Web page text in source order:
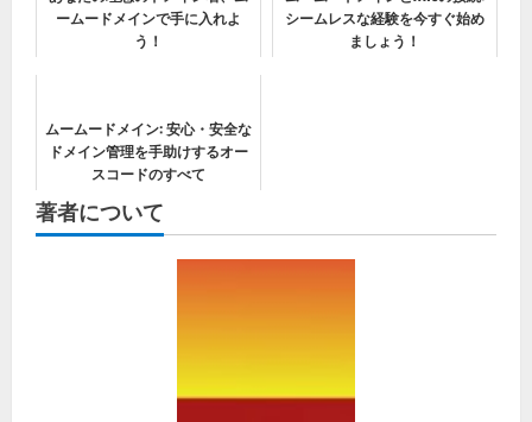
ームードメインで手に入れよ
う！
シームレスな経験を今すぐ始め
ましょう！
ムームードメイン: 安心・安全な
ドメイン管理を手助けするオー
スコードのすべて
著者について